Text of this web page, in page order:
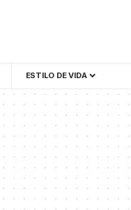
ESTILO DE VIDA